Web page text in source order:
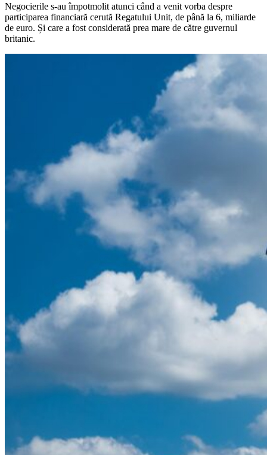
Negocierile s-au împotmolit atunci când a venit vorba despre
participarea financiară cerută Regatului Unit, de până la 6, miliarde
de euro. Și care a fost considerată prea mare de către guvernul
britanic.